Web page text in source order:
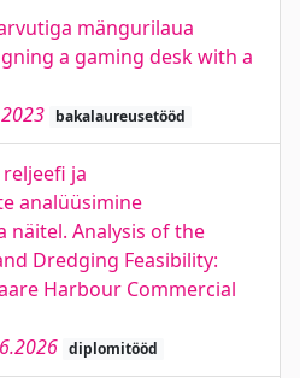
mängurilaua
a gaming desk with a
bakalaureusetööd
ja
analüüsimine
näitel. Analysis of the
Dredging Feasibility:
Harbour Commercial
diplomitööd